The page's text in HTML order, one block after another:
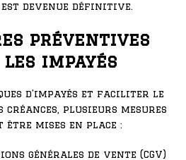
devenue définitive.
préventives
impayés
d’impayés et faciliter le
créances, plusieurs mesures
mises en place :
générales de vente (CGV)